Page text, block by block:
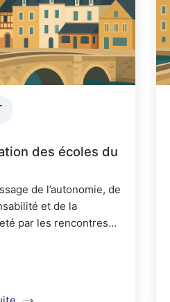
des écoles du
de l’autonomie, de
et de la
par les rencontres